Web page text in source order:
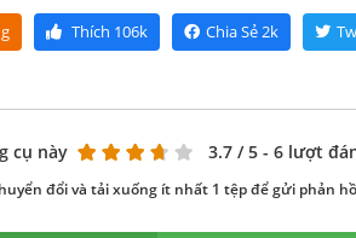
Thích 106k Chia Sẻ2k
cụ này 3.7 / 5 - 6 lượt
đổi và tải xuống ít nhất 1 tệp để gửi phản